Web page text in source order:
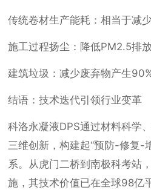
传统卷材生产能耗：相当于减
施工过程扬尘：降低PM2.5排
建筑垃圾：减少废弃物产生
结语：技术迭代引领行业变革
科洛永凝液DPS通过材料科学
三维创新，构建起“预防-修复-
系。从虎门二桥到南极科考站
施，其技术价值已在全球98亿